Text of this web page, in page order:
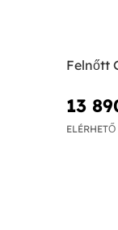
Felnőtt
13
ELÉRHETŐ